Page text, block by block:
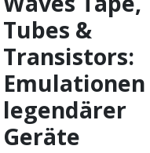
Tubes &
Transistors:
Emulationen
legendärer
Geräte